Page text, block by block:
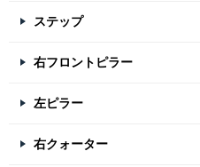
ステップ
右フロントピラー
左ピラー
右クォーター